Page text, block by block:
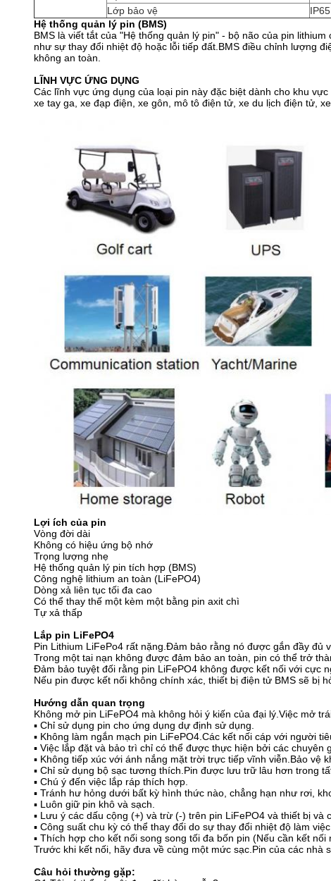
Lớp bảo vệ
IP65
Hệ thống quản lý pin (BMS)
BMS là viết tắt của "Hệ thống quản lý pin" - bộ não của pin
như sự thay đổi nhiệt độ hoặc lỗi tiếp đất.BMS điều chỉnh lượng
không an toàn.
LĨNH VỰC ỨNG DỤNG
Các lĩnh vực ứng dụng của loại pin này đặc biệt dành cho khu
xe tay ga, xe đạp điện, xe gôn, mô tô điện tử, xe du lịch điện tử,
Lợi ích của pin
Vòng đời dài
Không có hiệu ứng bộ nhớ
Trọng lượng nhẹ
Hệ thống quản lý pin tích hợp (BMS)
Công nghệ lithium an toàn (LiFePO4)
Dòng xả liên tục tối đa cao
Có thể thay thế một kèm một bằng pin axit chì
Tự xả thấp
Lắp pin LiFePO4
Pin Lithium LiFePo4 rất nặng.Đảm bảo rằng nó được gắn đầy đủ
Trong một tai nạn không được đảm bảo an toàn, pin có thể trở
Đảm bảo tuyệt đối rằng pin LiFePO4 không được kết nối với cực
Nếu pin được kết nối không chính xác, thiết bị điện tử BMS sẽ bị
Hướng dẫn quan trọng
Không mở pin LiFePO4 mà không hỏi ý kiến ​​của đại lý.Việc mở
▪ Chỉ sử dụng pin cho ứng dụng dự định sử dụng.
▪ Không làm ngắn mạch pin LiFePO4.Các kết nối cáp với người
▪ Việc lắp đặt và bảo trì chỉ có thể được thực hiện bởi các chuyên
▪ Không tiếp xúc với ánh nắng mặt trời trực tiếp vĩnh viễn.Bảo vệ
▪ Chỉ sử dụng bộ sạc tương thích.Pin được lưu trữ lâu hơn trong
▪ Chú ý đến việc lắp ráp thích hợp.
▪ Tránh hư hỏng dưới bất kỳ hình thức nào, chẳng hạn như rơi,
▪ Luôn giữ pin khô và sạch.
▪ Lưu ý các dấu cộng (+) và trừ (-) trên pin LiFePO4 và thiết bị và
▪ Công suất chu kỳ có thể thay đổi do sự thay đổi nhiệt độ làm
▪ Thích hợp cho kết nối song song tối đa bốn pin (Nếu cần kết
Trước khi kết nối, hãy đưa về cùng một mức sạc.Pin của các nhà
Câu hỏi thường gặp: